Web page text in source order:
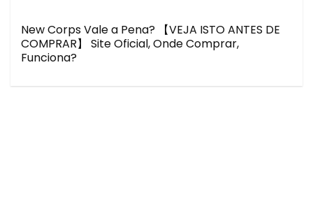
New Corps Vale a Pena? 【VEJA ISTO ANTES DE
COMPRAR】 Site Oficial, Onde Comprar,
Funciona?